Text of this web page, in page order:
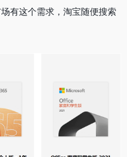
有这个需求，淘宝随便搜索